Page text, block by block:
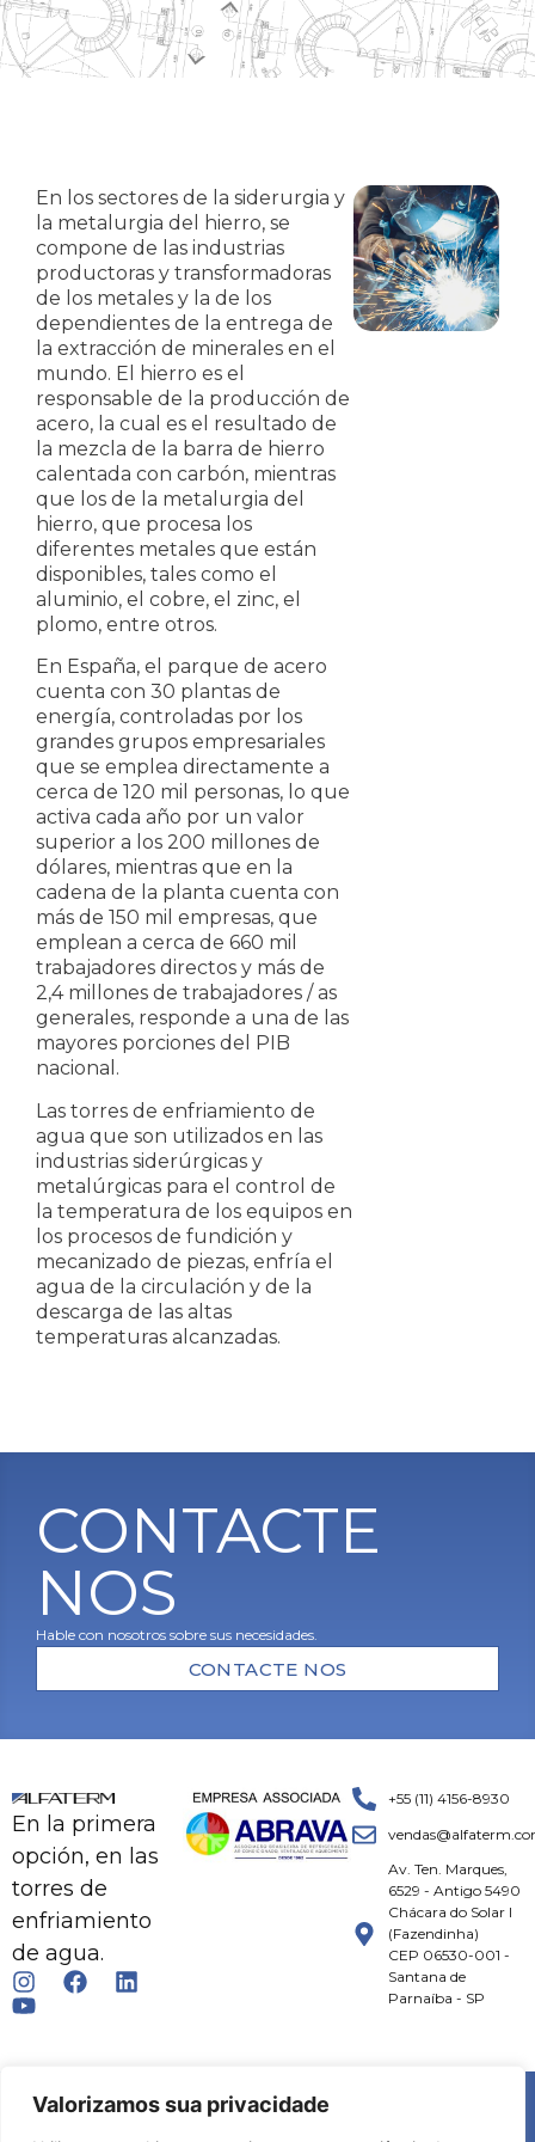
Valorizamos sua privacidade
En los sectores de la siderurgia y
la metalurgia del hierro, se
compone de las industrias
productoras y transformadoras
de los metales y la de los
dependientes de la entrega de
la extracción de minerales en el
mundo. El hierro es el
responsable de la producción de
acero, la cual es el resultado de
la mezcla de la barra de hierro
calentada con carbón, mientras
que los de la metalurgia del
hierro, que procesa los
diferentes metales que están
disponibles, tales como el
aluminio, el cobre, el zinc, el
plomo, entre otros.
En España, el parque de acero
cuenta con 30 plantas de
energía, controladas por los
grandes grupos empresariales
que se emplea directamente a
cerca de 120 mil personas, lo que
activa cada año por un valor
superior a los 200 millones de
dólares, mientras que en la
cadena de la planta cuenta con
más de 150 mil empresas, que
emplean a cerca de 660 mil
trabajadores directos y más de
2,4 millones de trabajadores / as
generales, responde a una de las
mayores porciones del PIB
nacional.
Las torres de enfriamiento de
agua que son utilizados en las
industrias siderúrgicas y
metalúrgicas para el control de
la temperatura de los equipos en
los procesos de fundición y
mecanizado de piezas, enfría el
agua de la circulación y de la
descarga de las altas
temperaturas alcanzadas.
CONTACTE
NOS
Hable con nosotros sobre sus necesidades.
CONTACTE NOS
En la primera
opción, en las
torres de
enfriamiento
de agua.
+55 (11) 4156-8930
Av. Ten. Marques,
6529 - Antigo 5490
Chácara do Solar I
(Fazendinha)
CEP 06530-001 -
Santana de
Parnaíba - SP
© 2026 ALFATERM | TODOS OS DIREITOS RESERVADOS.